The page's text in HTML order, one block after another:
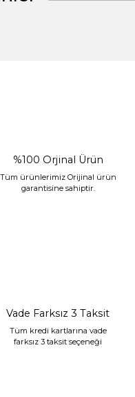
%100 Orjinal Ürün
Tüm ürünlerimiz Orijinal ürün
garantisine sahiptir.
Vade Farksız 3 Taksit
Tüm kredi kartlarına vade
farksız 3 taksit seçeneği